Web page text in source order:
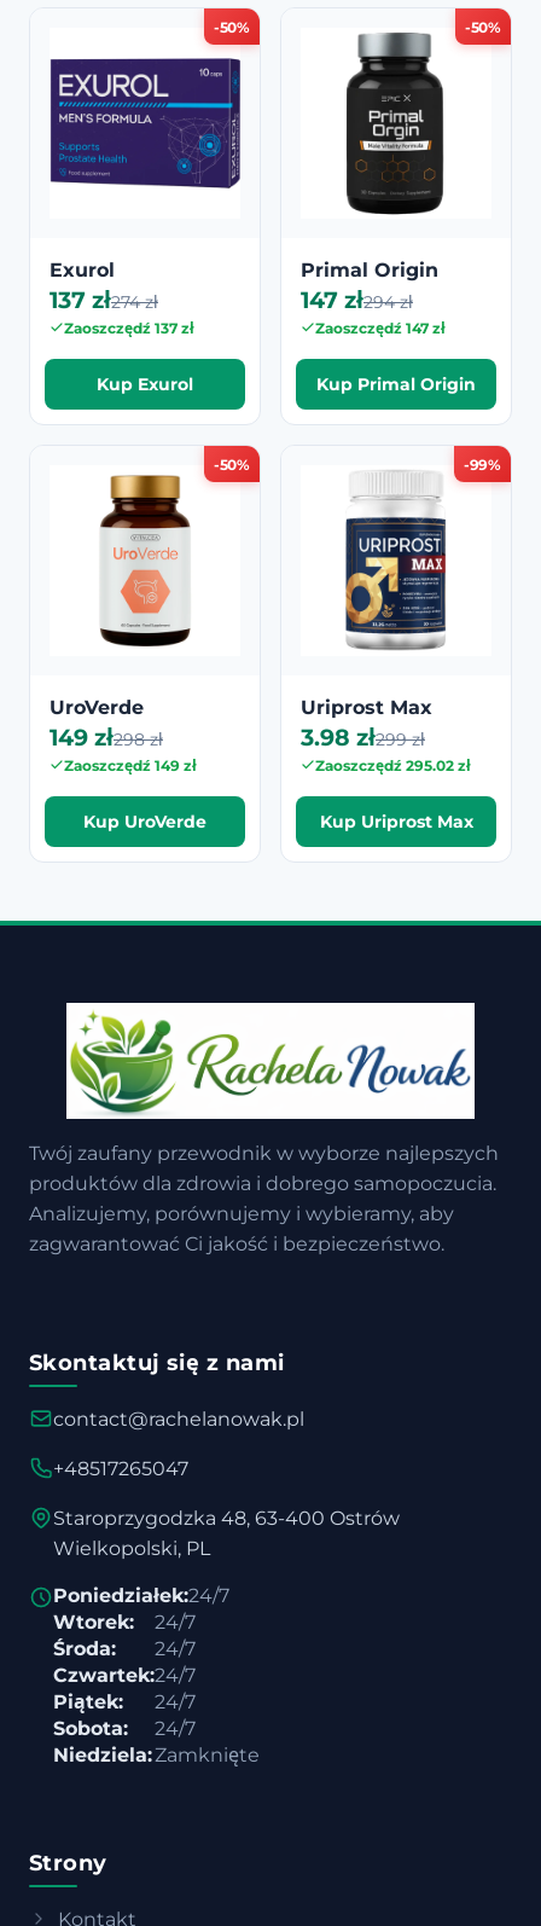
-50%
Exurol
137 zł274 zł
Zaoszczędź 137 zł
Kup Exurol
-50%
Primal Origin
147 zł294 zł
Zaoszczędź 147 zł
Kup Primal Origin
-50%
UroVerde
149 zł298 zł
Zaoszczędź 149 zł
Kup UroVerde
-99%
Uriprost Max
3.98 zł299 zł
Zaoszczędź 295.02 zł
Kup Uriprost Max
Twój zaufany przewodnik w wyborze najlepszych
produktów dla zdrowia i dobrego samopoczucia.
Analizujemy, porównujemy i wybieramy, aby
zagwarantować Ci jakość i bezpieczeństwo.
Skontaktuj się z nami
contact@rachelanowak.pl
+48517265047
Staroprzygodzka 48, 63-400 Ostrów
Wielkopolski, PL
Poniedziałek:24/7
Wtorek:
24/7
Środa:
24/7
Czwartek:24/7
Piątek:
24/7
Sobota:
24/7
Niedziela:Zamknięte
Strony
Kontakt